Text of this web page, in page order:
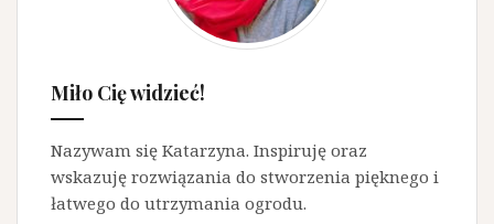
Miło Cię widzieć!
Nazywam się Katarzyna. Inspiruję oraz
wskazuję rozwiązania do stworzenia pięknego i
łatwego do utrzymania ogrodu.